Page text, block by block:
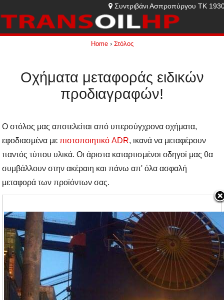
Συντριβάνι Ασπροπύργου ΤΚ
Home› Στόλος
Οχήματα μεταφοράς ειδικών
προδιαγραφών!
Ο στόλος μας αποτελείται από υπερσύγχρονα οχήματα,
εφοδιασμένα μεπιστοποιητικό ADR, ικανά να μεταφέρουν
παντός τύπου υλικά. Οι άριστα καταρτισμένοι οδηγοί μας θα
συμβάλλουν στην ακέραιη και πάνω απ' όλα ασφαλή
μεταφορά των προϊόντων σας.